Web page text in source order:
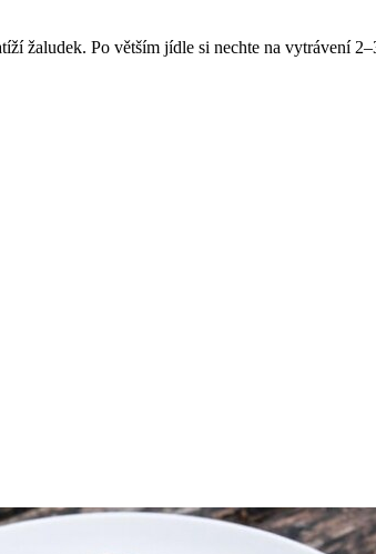
žaludek. Po větším jídle si nechte na vytrávení